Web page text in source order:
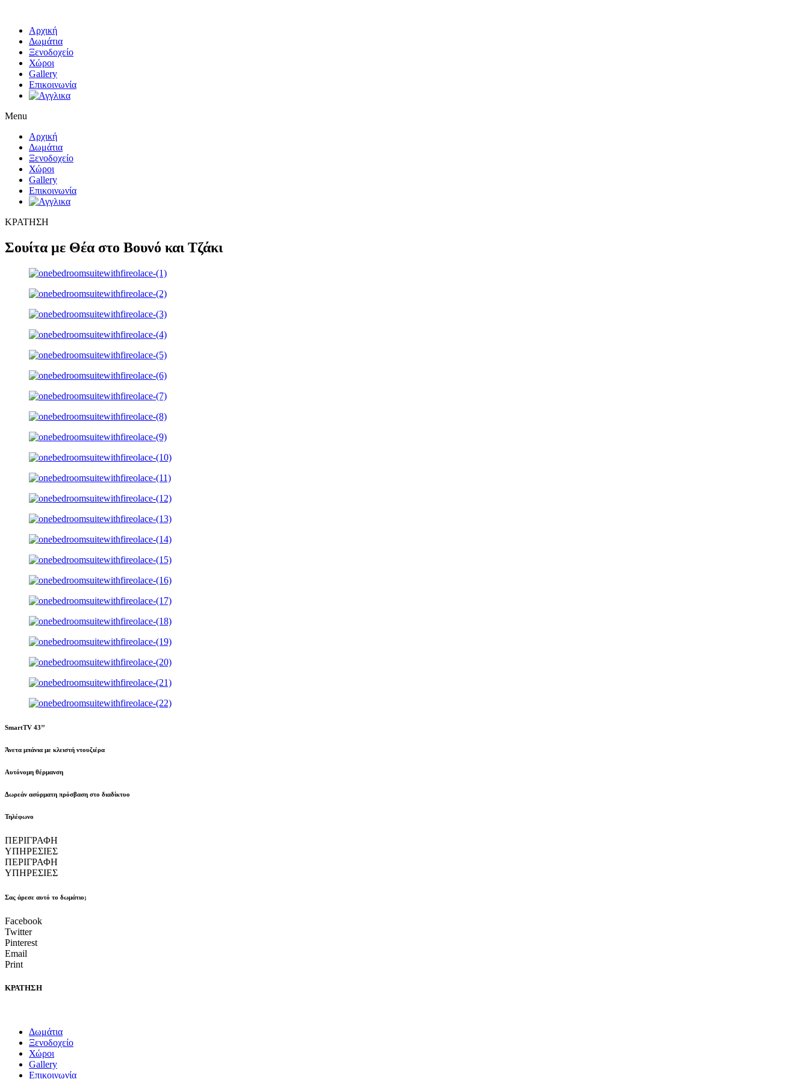
Αρχική
Δωμάτια
Ξενοδοχείο
Χώροι
Gallery
Επικοινωνία
Menu
Αρχική
Δωμάτια
Ξενοδοχείο
Χώροι
Gallery
Επικοινωνία
ΚΡΑΤΗΣΗ
Σουίτα με Θέα στο Βουνό και Τζάκι
SmartTV 43’’
Άνετα μπάνια με κλειστή ντουζιέρα
Αυτόνομη θέρμανση
Δωρεάν ασύρματη πρόσβαση στο διαδίκτυο
Τηλέφωνο
ΠΕΡΙΓΡΑΦΗ
ΥΠΗΡΕΣΙΕΣ
ΠΕΡΙΓΡΑΦΗ
ΥΠΗΡΕΣΙΕΣ
Σας άρεσε αυτό το δωμάτιο;
Facebook
Twitter
Pinterest
Email
Print
ΚΡΑΤΗΣΗ
Δωμάτια
Ξενοδοχείο
Χώροι
Gallery
Επικοινωνία